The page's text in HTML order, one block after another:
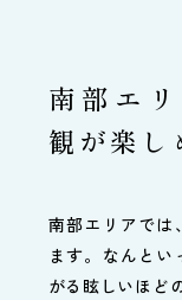
南部エ
観が楽し
南部エリアでは
ます。なんと
がる眩しいほど